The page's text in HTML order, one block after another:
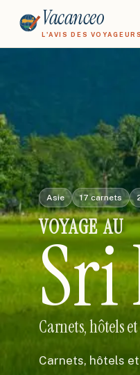
Vacanceo
L'AVIS DES
Asie 17carnets
VOYAGEAU
Sri
Carnets, hôtels
Carnets, hôtels